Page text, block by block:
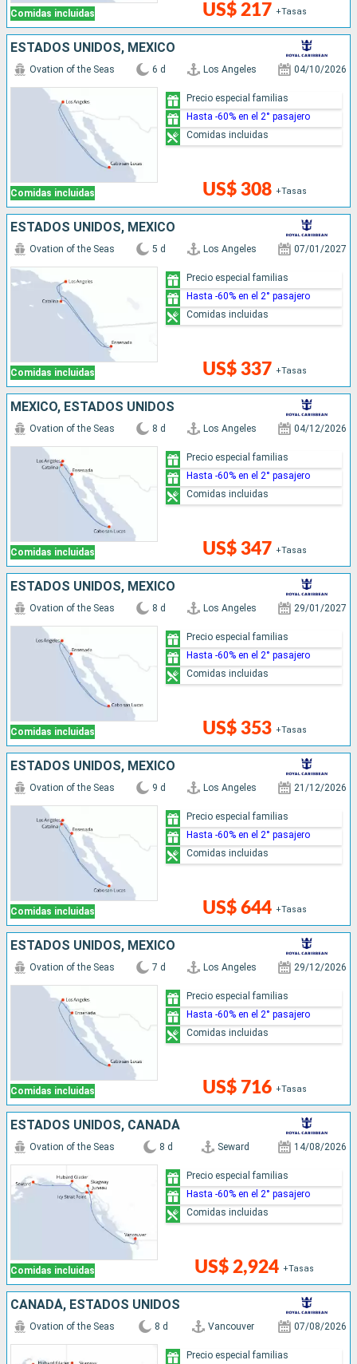
Comidas incluidas US$ 217 +Tasas
ESTADOS UNIDOS, MÉXICO
Comidas incluidas
Ovation of the Seas 6 d Los Angeles 04/10/2026
US$ 308 +Tasas
Precio especial familias
Hasta -60% en el 2° pasajero
Comidas incluidas
ESTADOS UNIDOS, MÉXICO
Comidas incluidas
Ovation of the Seas 5 d Los Angeles 07/01/2027
US$ 337 +Tasas
Precio especial familias
Hasta -60% en el 2° pasajero
Comidas incluidas
MÉXICO, ESTADOS UNIDOS
Comidas incluidas
Ovation of the Seas 8 d Los Angeles 04/12/2026
US$ 347 +Tasas
Precio especial familias
Hasta -60% en el 2° pasajero
Comidas incluidas
ESTADOS UNIDOS, MÉXICO
Comidas incluidas
Ovation of the Seas 8 d Los Angeles 29/01/2027
US$ 353 +Tasas
Precio especial familias
Hasta -60% en el 2° pasajero
Comidas incluidas
ESTADOS UNIDOS, MÉXICO
Comidas incluidas
Ovation of the Seas 9 d Los Angeles 21/12/2026
US$ 644 +Tasas
Precio especial familias
Hasta -60% en el 2° pasajero
Comidas incluidas
ESTADOS UNIDOS, MÉXICO
Comidas incluidas
Ovation of the Seas 7 d Los Angeles 29/12/2026
US$ 716 +Tasas
Precio especial familias
Hasta -60% en el 2° pasajero
Comidas incluidas
ESTADOS UNIDOS, CANADÁ
Comidas incluidas
Ovation of the Seas 8 d Seward 14/08/2026
US$ 2,924 +Tasas
Precio especial familias
Hasta -60% en el 2° pasajero
Comidas incluidas
CANADÁ, ESTADOS UNIDOS
Ovation of the Seas 8 d Vancouver 07/08/2026
Precio especial familias